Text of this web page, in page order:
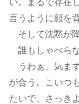
言うように顔を
そして沈黙が降
誰もしゃべらな
うわぁ、気ま
が合う。こいつ
たいで、さっき